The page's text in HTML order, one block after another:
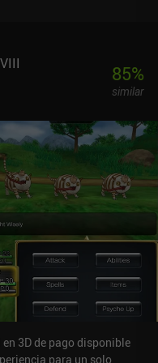
85%
similar
en 3D de pago disponible
para un solo